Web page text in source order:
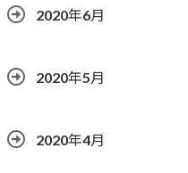
2020年6月
2020年5月
2020年4月